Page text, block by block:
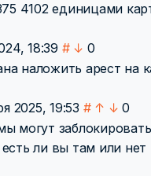
4102 единицами
18:39 # ↓ 0
наложить арест на
2025, 19:53 # ↑ ↓ 0
могут
ли вы там или нет